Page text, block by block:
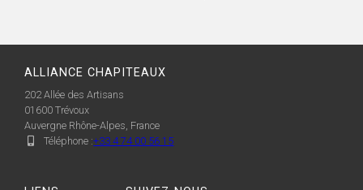
ALLIANCE CHAPITEAUX
202 Allée des Artisans
01600 Trévoux
Auvergne Rhône-Alpes, France
Téléphone :+33 4 74 00 56 15